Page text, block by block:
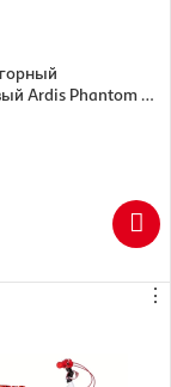
Ardis Phantom AL
красный (4053-
⋮